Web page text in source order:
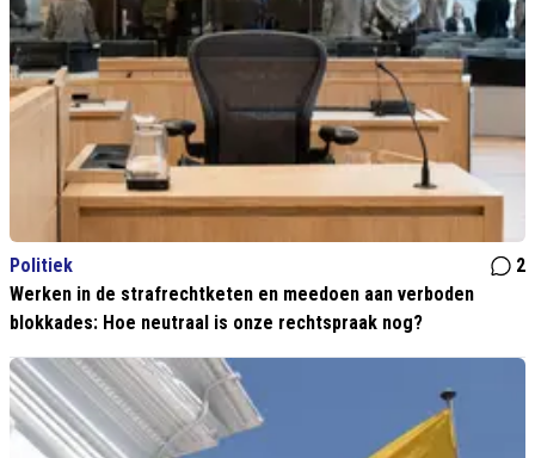
Politiek
2
Werken in de strafrechtketen en meedoen aan verboden
blokkades: Hoe neutraal is onze rechtspraak nog?